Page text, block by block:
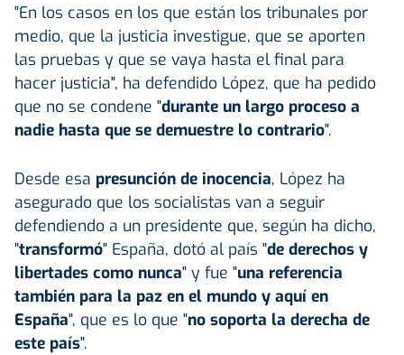
"En los casos en los que están los tribunales por
medio, que la justicia investigue, que se aporten
las pruebas y que se vaya hasta el final para
hacer justicia", ha defendido López, que ha pedido
que no se condene "durante un largo proceso a
nadie hasta que se demuestre lo contrario".
Desde esa presunción de inocencia, López ha
asegurado que los socialistas van a seguir
defendiendo a un presidente que, según ha dicho,
"transformó" España, dotó al país "de derechos y
libertades como nunca" y fue "una referencia
también para la paz en el mundo y aquí en
España", que es lo que "no soporta la derecha de
este país".